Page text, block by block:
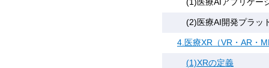
(1)医療AIアプリケー
(2)医療AI開発プラッ
4.医療XR（VR・AR・
(1)XRの定義